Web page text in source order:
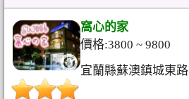
窩心的家
價格:3800 ~ 9800
宜蘭縣蘇澳鎮城東